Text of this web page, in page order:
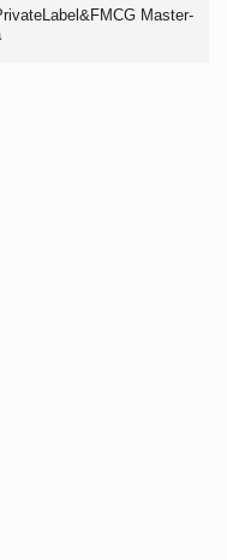
Master-